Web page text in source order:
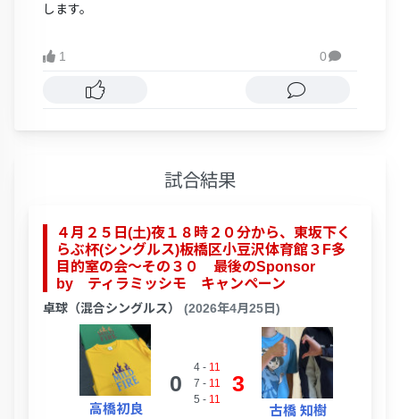
します。
1 0
試合結果
４月２５日(土)夜１８時２０分から、東坂下く
らぶ杯(シングルス)板橋区小豆沢体育館３F多
目的室の会～その３０ 最後のSponsor
by ティラミッシモ キャンペーン
卓球（混合シングルス） (2026年4月25日)
高橋初良
0
4- 11
7 - 11
5 - 11
3
古橋 知樹